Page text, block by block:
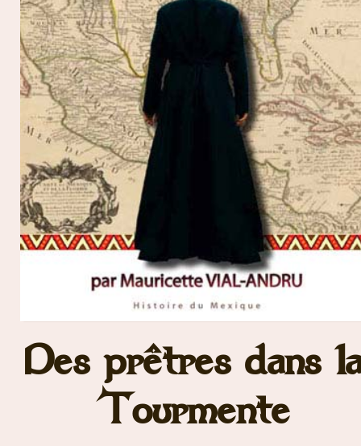
Des prêtres dans
Tourmente